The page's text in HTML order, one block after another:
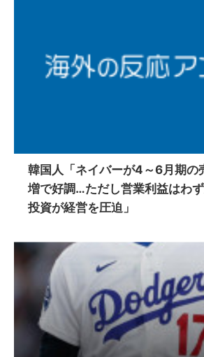
韓国人「ネイバーが4～6月期の
増で好調…ただし営業利益はわ
投資が経営を圧迫」